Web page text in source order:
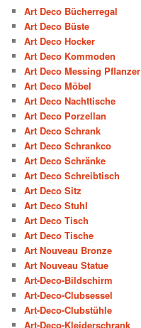
Art Deco Bücherregal
Art Deco Büste
Art Deco Hocker
Art Deco Kommoden
Art Deco Messing Pflanzer
Art Deco Möbel
Art Deco Nachttische
Art Deco Porzellan
Art Deco Schrank
Art Deco Schrankco
Art Deco Schränke
Art Deco Schreibtisch
Art Deco Sitz
Art Deco Stuhl
Art Deco Tisch
Art Deco Tische
Art Nouveau Bronze
Art Nouveau Statue
Art-Deco-Bildschirm
Art-Deco-Clubsessel
Art-Deco-Clubstühle
Art-Deco-Kleiderschrank